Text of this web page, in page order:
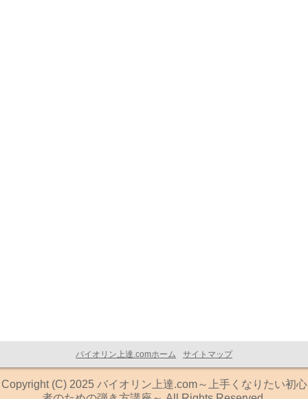
バイオリン上達.comホーム サイトマップ
Copyright (C) 2025 バイオリン上達.com～上手くなりたい初心